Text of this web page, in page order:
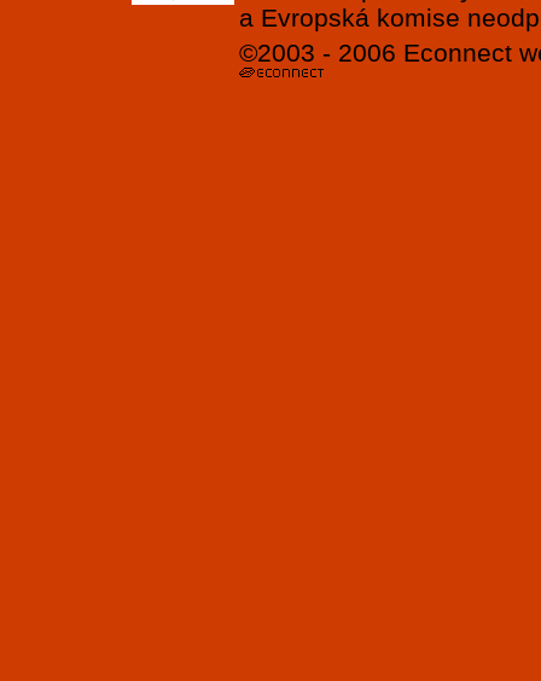
a Evropská komise
©2003 - 2006 Econnect